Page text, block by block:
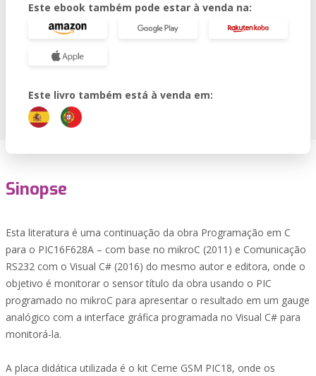
Este ebook também pode estar à venda na:
Este livro também está à venda em:
Sinopse
Esta literatura é uma continuação da obra Programação em C
para o PIC16F628A – com base no mikroC (2011) e Comunicação
RS232 com o Visual C# (2016) do mesmo autor e editora, onde o
objetivo é monitorar o sensor título da obra usando o PIC
programado no mikroC para apresentar o resultado em um gauge
analógico com a interface gráfica programada no Visual C# para
monitorá-la.
A placa didática utilizada é o kit Cerne GSM PIC18, onde os